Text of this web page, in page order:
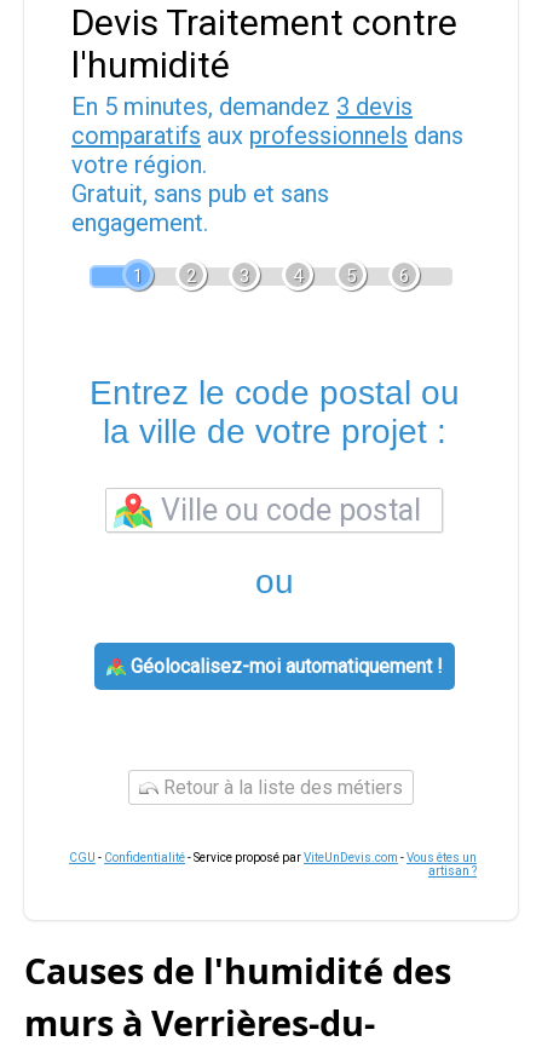
Devis Traitement contre
l'humidité
En 5 minutes, demandez 3 devis
comparatifs aux professionnels dans
votre région.
Gratuit, sans pub et sans
engagement.
1 2 3 4 5 6
Entrez le code postal ou
la ville de votre projet :
ou
Géolocalisez-moi automatiquement !
Retour à la liste des métiers
CGU - Confidentialité- Service proposé parViteUnDevis.com -Vous êtes un
artisan ?
Causes de l'humidité des
murs à Verrières-du-